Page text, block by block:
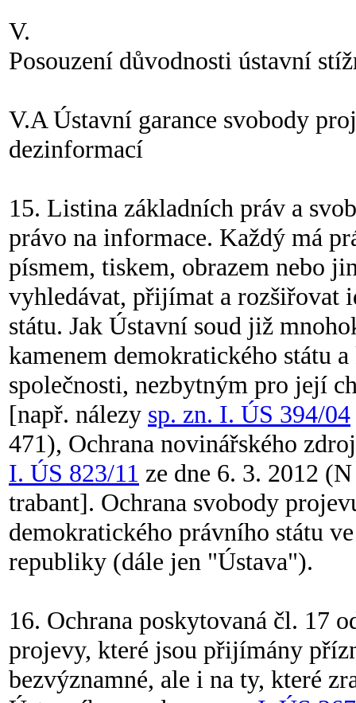
V.
Posouzení důvodnosti ústavní
V.A Ústavní garance svobody
dezinformací
15. Listina základních práv a
právo na informace. Každý má
písmem, tiskem, obrazem nebo
vyhledávat, přijímat a rozšiřovat
státu. Jak Ústavní soud již
kamenem demokratického státu
společnosti, nezbytným pro její
[např. nálezy sp. zn. I. ÚS 394/04
471), Ochrana novinářského
I. ÚS 823/11 ze dne 6. 3. 2012
trabant]. Ochrana svobody
demokratického právního státu
republiky (dále jen "Ústava").
16. Ochrana poskytovaná čl. 17
projevy, které jsou přijímány
bezvýznamné, ale i na ty, které